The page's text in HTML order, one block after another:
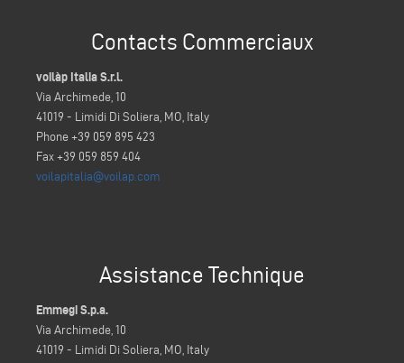
Contacts Commerciaux
voilàp Italia S.r.l.
Via Archimede, 10
41019 - Limidi Di Soliera, MO, Italy
Phone +39 059 895 423
Fax +39 059 859 404
voilapitalia@voilap.com
Assistance Technique
Emmegi S.p.a.
Via Archimede, 10
41019 - Limidi Di Soliera, MO, Italy